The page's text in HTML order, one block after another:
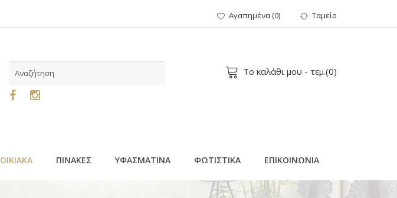
Αγαπημένα(0) Ταμείο
Το καλάθι μου - τεμ.(0)
ΟΙΚΙΑΚΑ ΠΙΝΑΚΕΣ ΥΦΑΣΜΑΤΙΝΑ ΦΩΤΙΣΤΙΚΑ ΕΠΙΚΟΙΝΩΝΙΑ